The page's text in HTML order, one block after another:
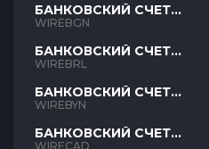
БАНКОВСКИЙ СЧЕТ
BGN
WIREBGN
БАНКОВСКИЙ СЧЕТ
BRL
WIREBRL
БАНКОВСКИЙ СЧЕТ
BYN
WIREBYN
БАНКОВСКИЙ СЧЕТ
CAD
WIRECAD